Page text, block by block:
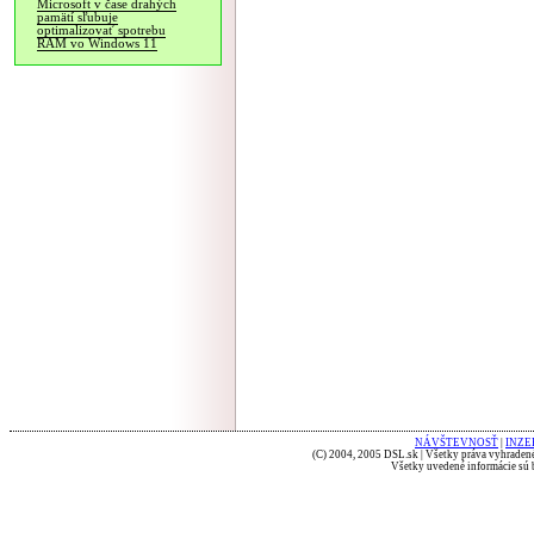
Microsoft v čase drahých
pamätí sľubuje
optimalizovať spotrebu
RAM vo Windows 11
NÁVŠTEVNOSŤ
(C) 2004, 2005 DSL.sk | Všetky práva
Všetky uvedené informácie sú